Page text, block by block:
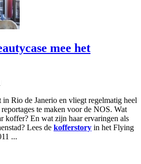
mee het
Rio de Janerio en vliegt regelmatig heel
te maken voor de NOS. Wat
koffer? En wat zijn haar ervaringen als
Lees de kofferstory in het Flying
...